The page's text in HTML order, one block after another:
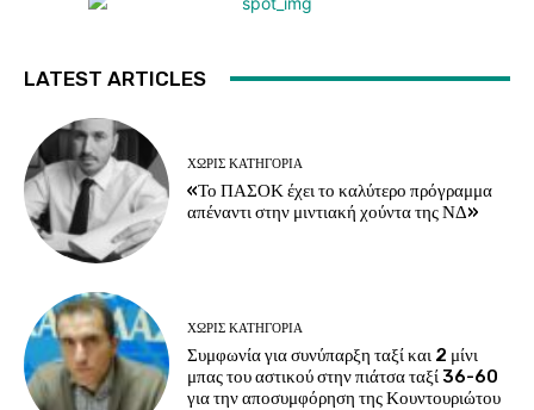
LATEST ARTICLES
ΧΩΡΊΣ ΚΑΤΗΓΟΡΊΑ
«Το ΠΑΣΟΚ έχει το καλύτερο πρόγραμμα
απέναντι στην μιντιακή χούντα της ΝΔ»
ΧΩΡΊΣ ΚΑΤΗΓΟΡΊΑ
Συμφωνία για συνύπαρξη ταξί και 2 μίνι
μπας του αστικού στην πιάτσα ταξί 36-60
για την αποσυμφόρηση της Κουντουριώτου